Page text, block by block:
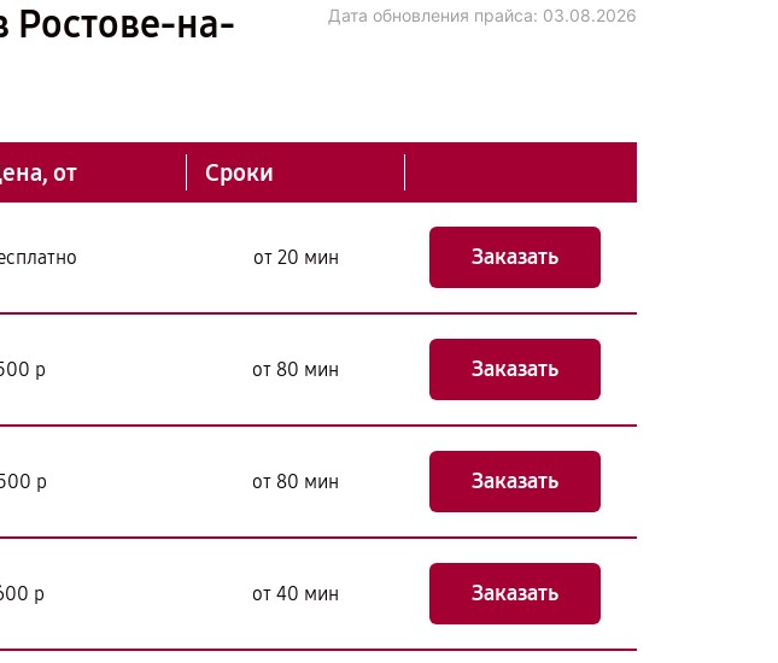
Ростове-на-
Дата обновления прайса: 03.08.2026
от Сроки
от 20 мин Заказать
р от 80 мин Заказать
р от 80 мин Заказать
р от 40 мин Заказать